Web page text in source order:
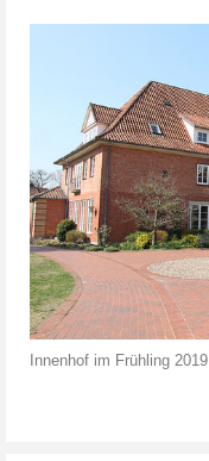
Innenhof im Frühling 2019